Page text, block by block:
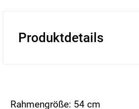
Produktdetails
Rahmengröße: 54 cm